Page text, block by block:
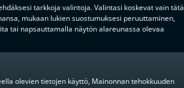
tarkkoja valintoja. Valintasi koskevat vain tätä
mukaan lukien suostumuksesi peruuttaminen,
tai napsauttamalla näytön alareunassa olevaa
olevien tietojen käyttö, Mainonnan tehokkuuden